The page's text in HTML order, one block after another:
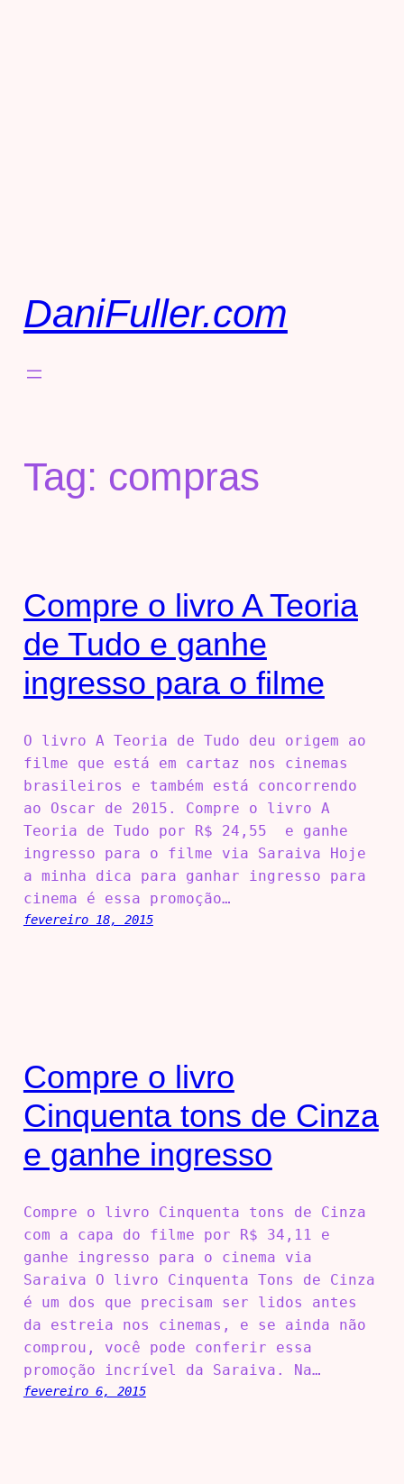
DaniFuller.com
Tag: compras
Compre o livro A Teoria
de Tudo e ganhe
ingresso para o filme
O livro A Teoria de Tudo deu origem ao
filme que está em cartaz nos cinemas
brasileiros e também está concorrendo
ao Oscar de 2015. Compre o livro A
Teoria de Tudo por R$ 24,55 e ganhe
ingresso para o filme via Saraiva Hoje
a minha dica para ganhar ingresso para
cinema é essa promoção…
fevereiro 18, 2015
Compre o livro
Cinquenta tons de Cinza
e ganhe ingresso
Compre o livro Cinquenta tons de Cinza
com a capa do filme por R$ 34,11 e
ganhe ingresso para o cinema via
Saraiva O livro Cinquenta Tons de Cinza
é um dos que precisam ser lidos antes
da estreia nos cinemas, e se ainda não
comprou, você pode conferir essa
promoção incrível da Saraiva. Na…
fevereiro 6, 2015